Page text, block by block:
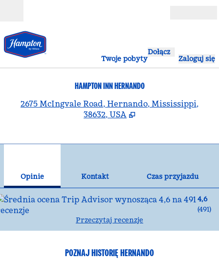
Twoje pobyty
Dołącz
Zaloguj się
HAMPTON INN HERNANDO
2675 McIngvale Road, Hernando, Mississippi,
38632, USA
Opinie Kontakt
Czas przyjazdu
4,6
(491)
Przeczytaj recenzje
POZNAJ HISTORIĘ HERNANDO